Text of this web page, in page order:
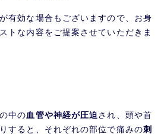
が有効な場合もございますので、お身
トな内容をご提案させていただきま
中の血管や神経が圧迫され、頭や首
すると、それぞれの部位で痛みの刺